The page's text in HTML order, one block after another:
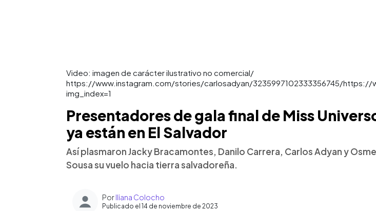
Video: imagen de carácter ilustrativo no comercial/
https://www.instagram.com/stories/carlosadyan/3235997102333356745/https://
img_index=1
Presentadores de gala final de Miss
ya están en El Salvador
Así plasmaron Jacky Bracamontes, Danilo Carrera, Carlos Adyan y
Sousa su vuelo hacia tierra salvadoreña.
PorIliana Colocho
Publicado el 14 de noviembre de 2023